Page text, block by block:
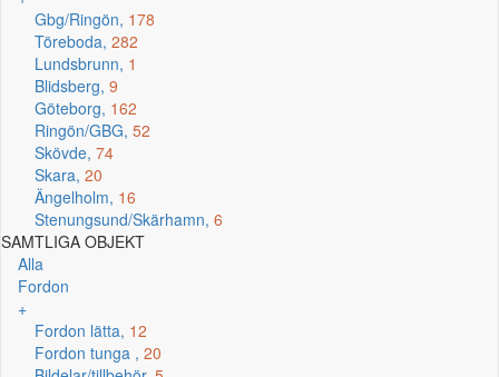
Gbg/Ringön, 178
Töreboda, 282
Lundsbrunn, 1
Blidsberg, 9
Göteborg, 162
Ringön/GBG, 52
Skövde, 74
Skara, 20
Ängelholm, 16
Stenungsund/Skärhamn, 6
SAMTLIGA OBJEKT
Alla
Fordon
+
Fordon lätta, 12
Fordon tunga , 20